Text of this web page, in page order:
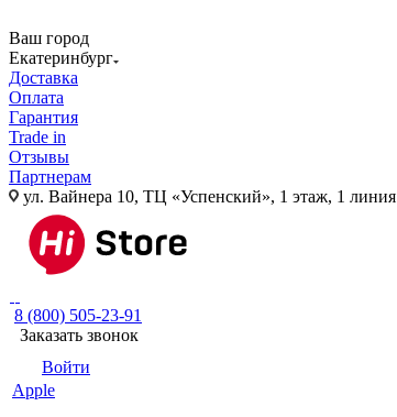
Ваш город
Екатеринбург
Доставка
Оплата
Гарантия
Trade in
Отзывы
Партнерам
ул. Вайнера 10, ТЦ «Успенский», 1 этаж, 1 линия
8 (800) 505-23-91
Заказать звонок
Войти
Apple